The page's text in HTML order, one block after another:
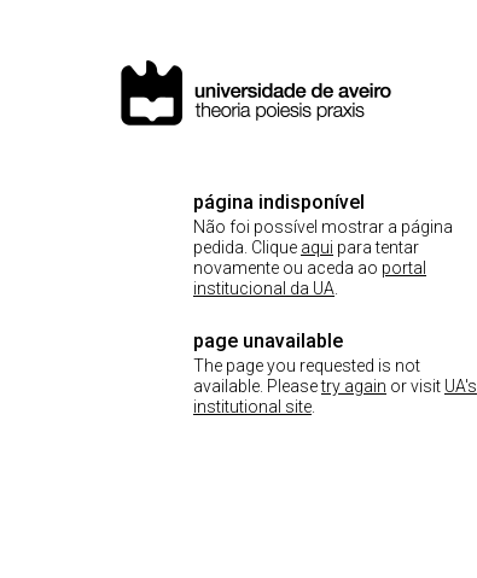
página indisponível
Não foi possível mostrar a página
pedida. Clique aqui para tentar
novamente ou aceda ao portal
institucional da UA
page unavailable
The page you requested is not
available. Pleasetry again or visit UA's
institutional site